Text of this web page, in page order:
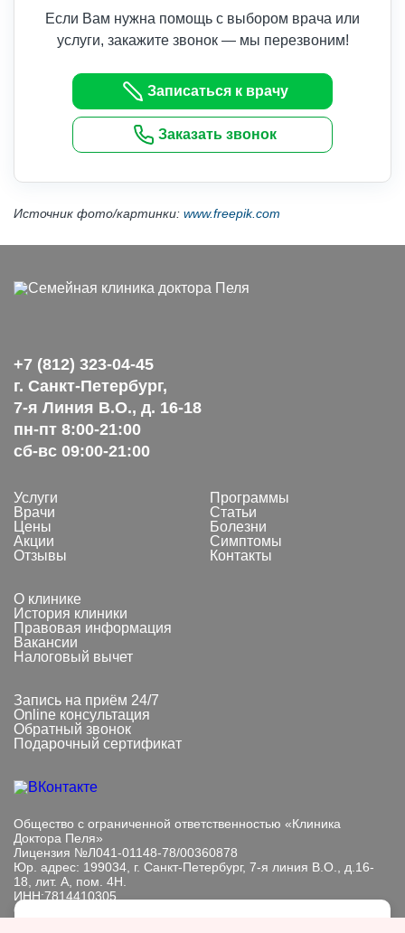
Если Вам нужна помощь с выбором врача или
услуги, закажите звонок — мы перезвоним!
Записаться к врачу
Заказать звонок
Источник фото/картинки: www.freepik.com
+7 (812) 323-04-45
г. Санкт-Петербург,
7-я Линия В.О., д. 16-18
пн-пт 8:00-21:00
сб-вс 09:00-21:00
Услуги
Врачи
Цены
Акции
Отзывы
Программы
Статьи
Болезни
Симптомы
Контакты
О клинике
История клиники
Правовая информация
Вакансии
Налоговый вычет
Запись на приём 24/7
Online консультация
Обратный звонок
Подарочный сертификат
Общество с ограниченной ответственностью «Клиника
Доктора Пеля»
Лицензия №Л041-01148-78/00360878
Юр. адрес: 199034, г. Санкт-Петербург, 7-я линия В.О., д.16-
18, лит. А, пом. 4Н.
ИНН:7814410305
ОГРН: 1089847233101